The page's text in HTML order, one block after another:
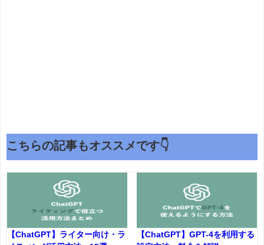
こちらの記事もオススメです👇
【ChatGPT】ライター向け・ラ
【ChatGPT】GPT-4を利用する